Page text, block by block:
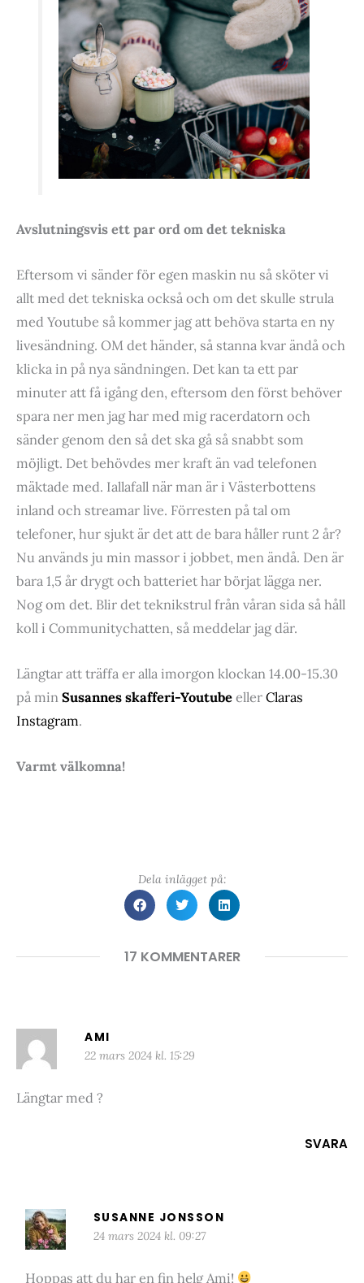
Avslutningsvis ett par ord om det tekniska
Eftersom vi sänder för egen maskin nu så sköter vi
allt med det tekniska också och om det skulle strula
med Youtube så kommer jag att behöva starta en ny
livesändning. OM det händer, så stanna kvar ändå och
klicka in på nya sändningen. Det kan ta ett par
minuter att få igång den, eftersom den först behöver
spara ner men jag har med mig racerdatorn och
sänder genom den så det ska gå så snabbt som
möjligt. Det behövdes mer kraft än vad telefonen
mäktade med. Iallafall när man är i Västerbottens
inland och streamar live. Förresten på tal om
telefoner, hur sjukt är det att de bara håller runt 2 år?
Nu används ju min massor i jobbet, men ändå. Den är
bara 1,5 år drygt och batteriet har börjat lägga ner.
Nog om det. Blir det teknikstrul från våran sida så håll
koll i Communitychatten, så meddelar jag där.
Längtar att träffa er alla imorgon klockan 14.00-15.30
på min Susannes skafferi-YoutubeellerClaras
Instagram.
Varmt välkomna!
Dela inlägget på:
17 KOMMENTARER
AMI
22 mars 2024 kl. 15:29
Längtar med ?
SVARA
SUSANNE JONSSON
24 mars 2024 kl. 09:27
Hoppas att du har en fin helg Ami!